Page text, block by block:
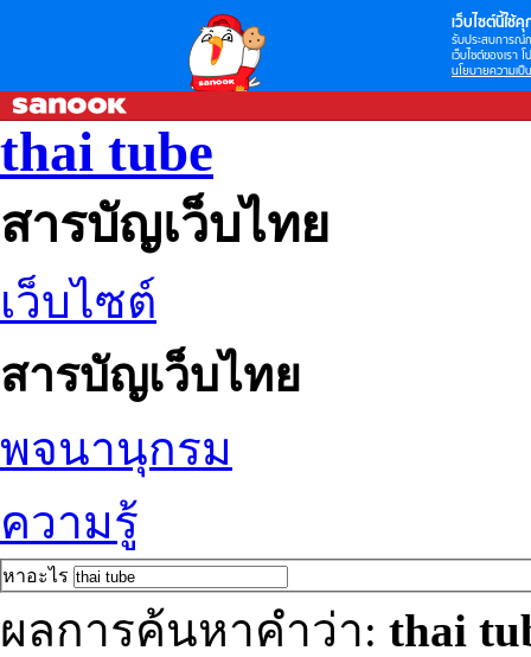
เว็บไซต์นี้ใช้คุ
รับประสบการณ์
เว็บไซต์ของเรา
นโยบายความเป็
thai tube
สารบัญเว็บไทย
เว็บไซต์
สารบัญเว็บไทย
พจนานุกรม
ความรู้
หาอะไร
ผลการค้นหาคำว่า: thai